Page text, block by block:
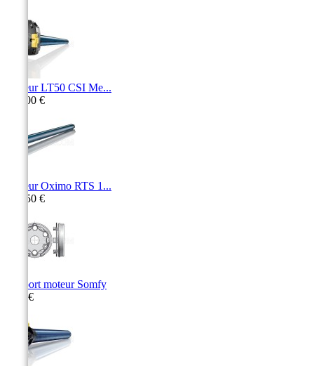
Moteur LT50 CSI Me...
340,00 €
Moteur Oximo RTS 1...
232,50 €
Support moteur Somfy
9,90 €